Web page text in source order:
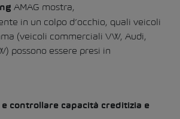
AMAG mostra,
in un colpo d’occhio, quali veicoli
(veicoli commerciali VW, Audi,
possono essere presi in
e controllare capacità creditizia e